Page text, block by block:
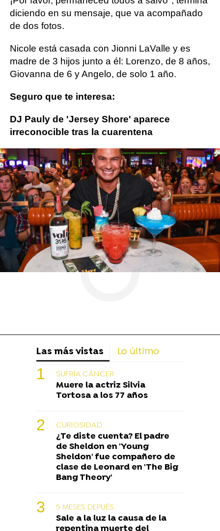
diciendo en su mensaje, que va acompañado
de dos fotos.
Nicole está casada con Jionni LaValle y es
madre de 3 hijos junto a él: Lorenzo, de 8 años,
Giovanna de 6 y Angelo, de solo 1 año.
Seguro que te interesa:
DJ Pauly de 'Jersey Shore' aparece
irreconocible tras la cuarentena
COVID-19
Las más vistas Lo último
SUFRÍA CÁNCER
Muere la actriz Silvia
Tortosa a los 77 años
CURIOSIDAD
¿Te diste cuenta? El padre
de Sheldon en 'Young
Sheldon' fue compañero de
clase de Leonard en 'The Big
Bang Theory'
5 MESES DEPUÉS
Sale a la luz la causa de la